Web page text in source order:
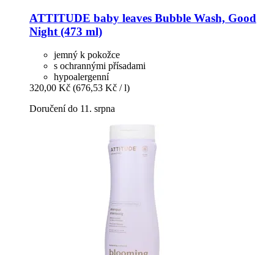
ATTITUDE baby leaves Bubble Wash, Good
Night (473 ml)
jemný k pokožce
s ochrannými přísadami
hypoalergenní
320,00 Kč (676,53 Kč / l)
Doručení do 11. srpna